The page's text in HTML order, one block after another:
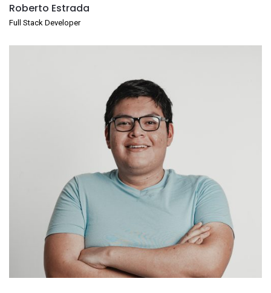
Roberto Estrada
Full Stack Developer